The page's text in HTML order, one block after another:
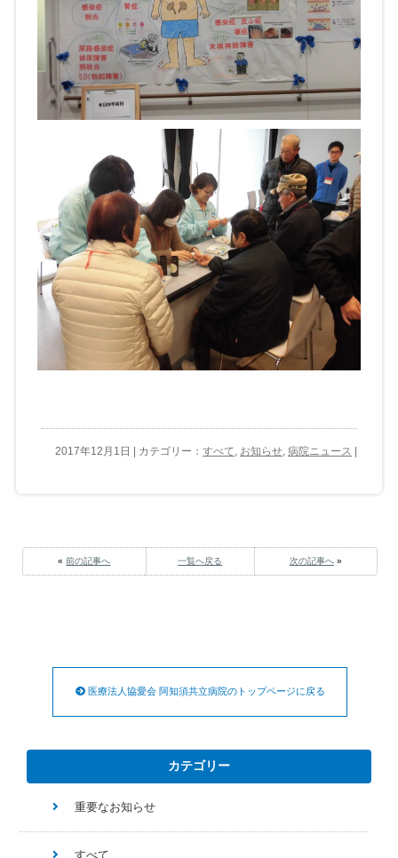
2017年12月1日 | カテゴリー：すべて, お知らせ,病院ニュース
«前の記事へ 一覧へ戻る 次の記事へ»
医療法人協愛会 阿知須共立病院のトップページに戻る
カテゴリー
重要なお知らせ
すべて